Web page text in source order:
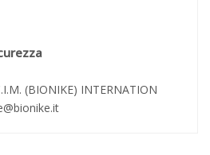
(BIONIKE) INTERNATION